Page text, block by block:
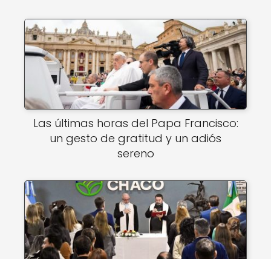
Las últimas horas del Papa Francisco:
un gesto de gratitud y un adiós
sereno